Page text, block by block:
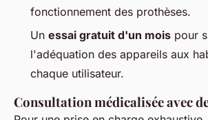
fonctionnement des prothèses.
Un essai gratuit d'un mois pour
l'adéquation des appareils aux
chaque utilisateur.
Consultation médicalisée avec